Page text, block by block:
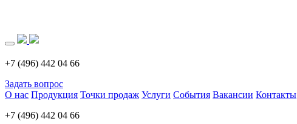
+7 (496) 442 04 66
Задать вопрос
О нас Продукция Точки продаж Услуги События Вакансии Контакты
+7 (496) 442 04 66